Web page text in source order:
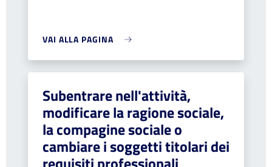
VAI ALLA PAGINA
Subentrare nell'attività,
modificare la ragione sociale,
la compagine sociale o
cambiare i soggetti titolari dei